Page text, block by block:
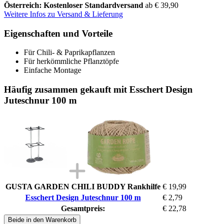
Österreich: Kostenloser Standardversand ab € 39,90
Weitere Infos zu Versand & Lieferung
Eigenschaften und Vorteile
Für Chili- & Paprikapflanzen
Für herkömmliche Pflanztöpfe
Einfache Montage
Häufig zusammen gekauft mit Esschert Design
Juteschnur 100 m
GUSTA GARDEN CHILI BUDDY Rankhilfe € 19,99
Esschert Design Juteschnur 100 m
€ 2,79
Gesamtpreis:
€ 22,78
Beide in den Warenkorb